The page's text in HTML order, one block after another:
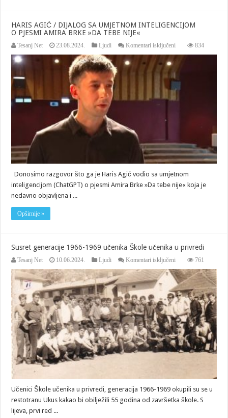
HARIS AGIĆ / DIJALOG SA UMJETNOM INTELIGENCIJOM
O PJESMI AMIRA BRKE »DA TEBE NIJE«
Tesanj Net 23.08.2024. Ljudi Komentari isključeni
SA
UMJETNOM
TEBE
NIJE«
834
Donosimo razgovor što ga je Haris Agić vodio sa umjetnom
inteligencijom (ChatGPT) o pjesmi Amira Brke »Da tebe nije« koja je
nedavno objavljena i ...
Opširnije »
Susret generacije 1966-1969 učenika Škole učenika u privredi
Tesanj Net 10.06.2024. Ljudi Komentari isključeni
generacije
1966-
1969
učenika
Škole
učenika
u
privredi
761
Učenici Škole učenika u privredi, generacija 1966-1969 okupili su se u
restotranu Ukus kakao bi obilježili 55 godina od završetka škole. S
lijeva, prvi red ...